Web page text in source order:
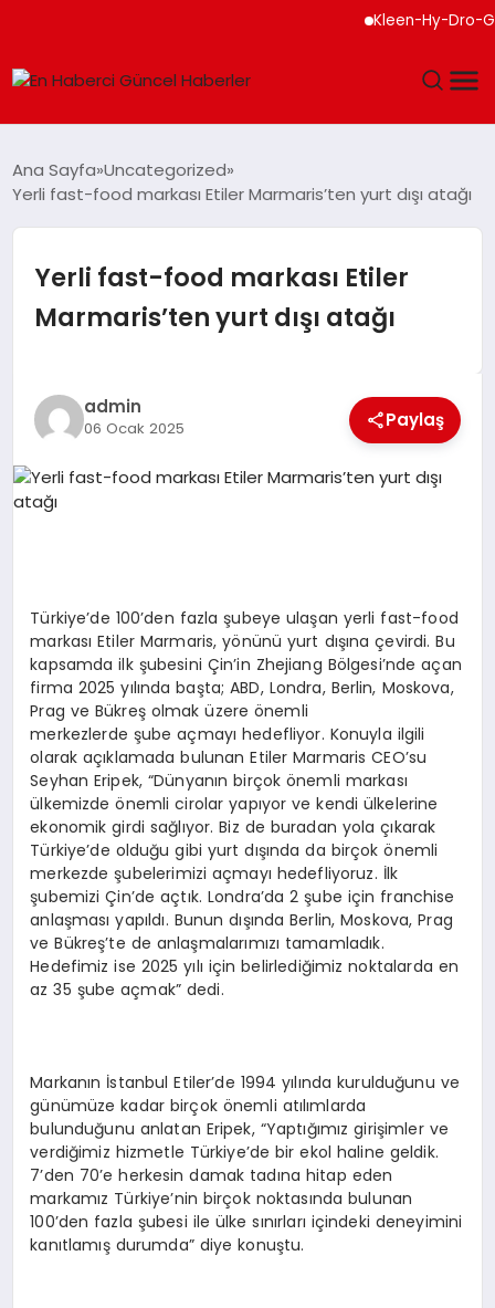
Kleen-Hy-Dro-Gen
SAĞLIK
TEKNOLOJI
DÜNYA
EKONOMI
SIYASET
Ana Sayfa Uncategorized
Yerli fast-food markası Etiler Marmaris’ten yurt dışı atağı
Yerli fast-food markası Etiler
Marmaris’ten yurt dışı atağı
admin
06 Ocak 2025 Paylaş
Türkiye’de 100’den fazla şubeye ulaşan yerli fast-food
markası Etiler Marmaris, yönünü yurt dışına çevirdi. Bu
kapsamda ilk şubesini Çin’in Zhejiang Bölgesi’nde açan
firma 2025 yılında başta; ABD, Londra, Berlin, Moskova,
Prag ve Bükreş olmak üzere önemli
merkezlerde şube açmayı hedefliyor. Konuyla ilgili
olarak açıklamada bulunan Etiler Marmaris CEO’su
Seyhan Eripek, “Dünyanın birçok önemli markası
ülkemizde önemli cirolar yapıyor ve kendi ülkelerine
ekonomik girdi sağlıyor. Biz de buradan yola çıkarak
Türkiye’de olduğu gibi yurt dışında da birçok önemli
merkezde şubelerimizi açmayı hedefliyoruz. İlk
şubemizi Çin’de açtık. Londra’da 2 şube için franchise
anlaşması yapıldı. Bunun dışında Berlin, Moskova, Prag
ve Bükreş’te de anlaşmalarımızı tamamladık.
Hedefimiz ise 2025 yılı için belirlediğimiz noktalarda en
az 35 şube açmak” dedi.
Markanın İstanbul Etiler’de 1994 yılında kurulduğunu ve
günümüze kadar birçok önemli atılımlarda
bulunduğunu anlatan Eripek, “Yaptığımız girişimler ve
verdiğimiz hizmetle Türkiye’de bir ekol haline geldik.
7’den 70’e herkesin damak tadına hitap eden
markamız Türkiye’nin birçok noktasında bulunan
100’den fazla şubesi ile ülke sınırları içindeki deneyimini
kanıtlamış durumda” diye konuştu.